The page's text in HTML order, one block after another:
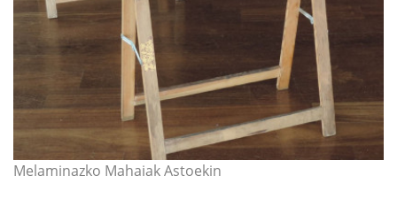
Melaminazko Mahaiak Astoekin